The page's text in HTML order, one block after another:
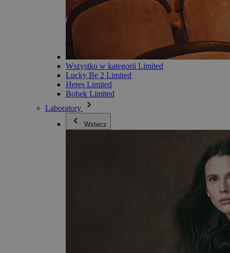
Wszystko w kategorii Limited
Lucky Be 2 Limited
Heres Limited
Bobek Limited
Laboratory
Wstecz